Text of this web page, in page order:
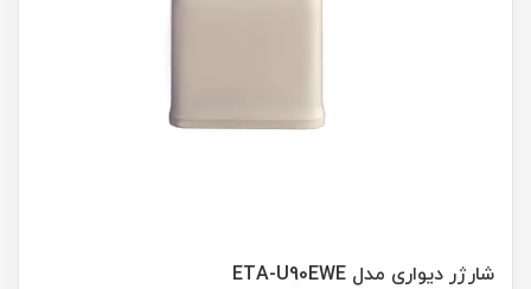
شارژر دیواری مدل ETA-U90EWE